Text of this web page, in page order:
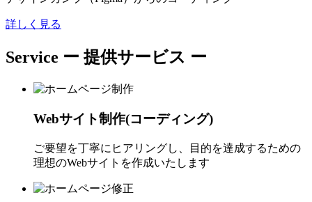
詳しく見る
Service ー 提供サービス ー
Webサイト制作(コーディング)
ご要望を丁寧にヒアリングし、目的を達成するための
理想のWebサイトを作成いたします